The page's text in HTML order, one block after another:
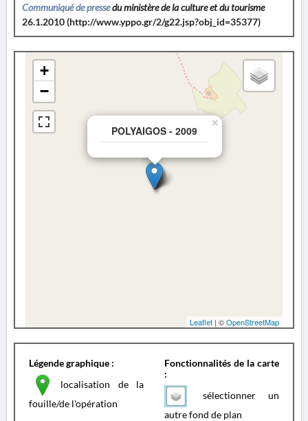
Communiqué de pressedu ministère de la culture et du tourisme
26.1.2010 (http://www.yppo.gr/2/g22.jsp?obj_id=35377)
POLYAIGOS - 2009
×
+
−
Leaflet | ©OpenStreetMap
Légende graphique :
localisation de la
fouille/de l'opération
Fonctionnalités de la carte
:
sélectionner un
autre fond de plan